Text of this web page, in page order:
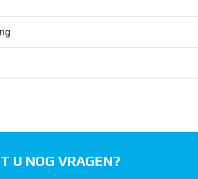
U NOG VRAGEN?